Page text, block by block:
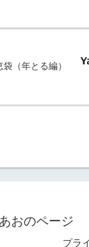
（年とる編）
あおのページ
プラ